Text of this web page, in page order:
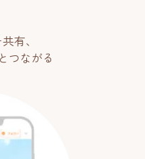
有、
つながる